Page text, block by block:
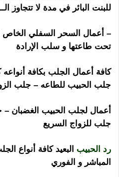
للبنت البائر في مدة لا تتجاوز الــ 3
– أعمال السحر السفلي الخاص
تحت طاعتها و سلب الإرادة
كافة أعمال الجلب بكافة
جلب الحبيب للطاعه – جلب الزوج
أعمال لجلب الحبيب الغضبان
جلب للزواج السريع
رد الحبيب البعيد كافة أنواع
المباشر و الفوري